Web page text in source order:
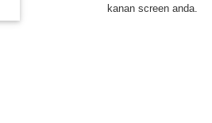
kanan screen anda.